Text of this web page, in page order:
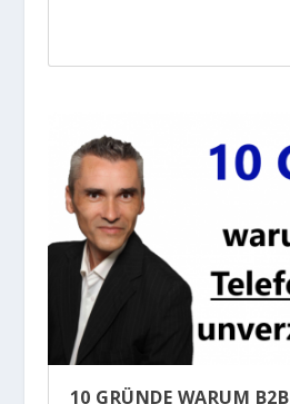
10 GRÜNDE WARUM B2B